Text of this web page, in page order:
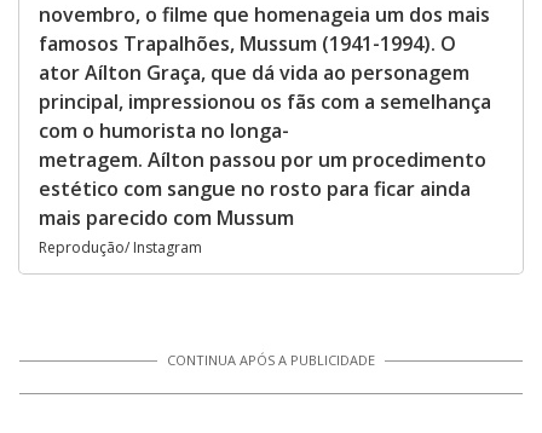
novembro, o filme que homenageia um dos mais
famosos Trapalhões, Mussum (1941-1994). O
ator Aílton Graça, que dá vida ao personagem
principal, impressionou os fãs com a semelhança
com o humorista no longa-
metragem. Aílton passou por um procedimento
estético com sangue no rosto para ficar ainda
mais parecido com Mussum
Reprodução/ Instagram
CONTINUA APÓS A PUBLICIDADE